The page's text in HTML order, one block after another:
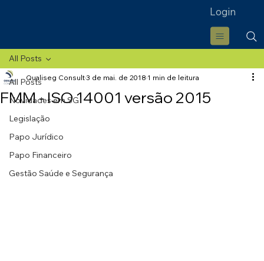
Login
All Posts
Novidades em SGI
Legislação
Papo Jurídico
Papo Financeiro
Gestão Saúde e Segurança
All Posts
FMM - ISO 14001 versão 2015
Qualiseg Consult3 de mai. de 2018 1 min de leitura